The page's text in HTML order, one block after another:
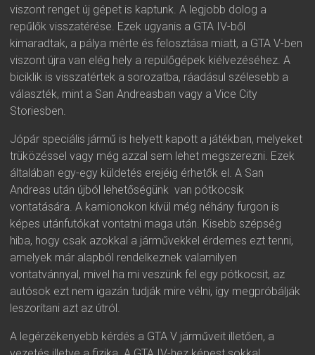
viszont renget új gépet is kaptunk. A legjobb dolog a
repűlők visszatérése. Ezek ugyanis a GTA IV-ből
kimaradtak, a pálya mérte és felosztása miatt, a GTA V-ben
viszont újra van elég hely a repülőgépek kiélvezéséhez. A
biciklik is visszatértek a sorozatba, ráadásul szélesebb a
választék, mint a San Andreasban vagy a Vice City
Storiesben.
Jópár speciális jármű is helyett kapott a játékban, melyeket
trüközéssel vagy még azzal sem lehet megszerezni. Ezek
általában egy-egy küldetés erejéig érhetők el. A San
Andreas után újból lehetőségünk van pótkocsik
vontatására. A kamionokon kívül még néhány furgon is
képes utánfutókat vontatni maga után. Kisebb szépség
hiba, hogy csak azokkal a járművekkel érdemes ezt tenni,
amelyek már alapból rendelkeznek valamilyen
vontatvánnyal, mivel ha mi veszünk fel egy pótkocsit, az
autósok ezt nem igazán tudják mire vélni, így megpróbálják
leszorítani azt az útról.
A legérzékenyebb kérdés a GTA V járműveit illetően, a